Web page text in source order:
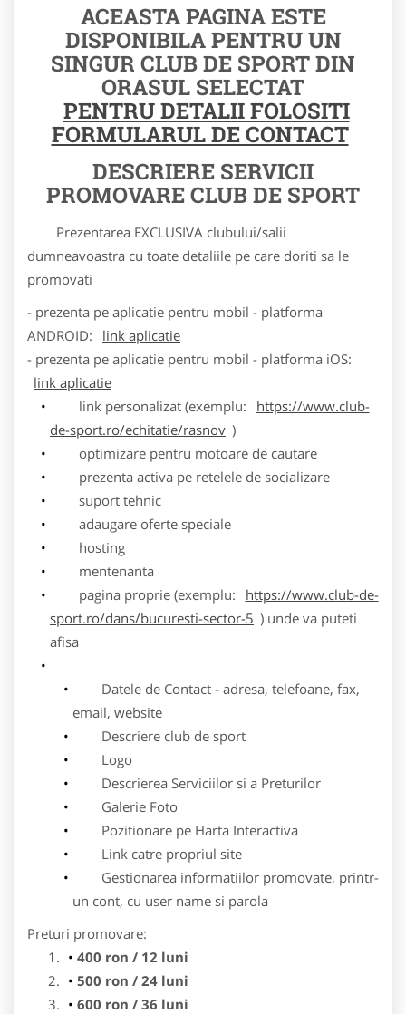
ACEASTA PAGINA ESTE
DISPONIBILA PENTRU UN
SINGUR CLUB DE SPORT DIN
ORASUL SELECTAT
PENTRU DETALII FOLOSITI
FORMULARUL DE CONTACT
DESCRIERE SERVICII
PROMOVARE CLUB DE SPORT
Prezentarea EXCLUSIVA clubului/salii
dumneavoastra cu toate detaliile pe care doriti sa le
promovati
- prezenta pe aplicatie pentru mobil - platforma
ANDROID:
link aplicatie
- prezenta pe aplicatie pentru mobil - platforma iOS:
link aplicatie
link personalizat (exemplu:
https://www.club-
de-sport.ro/echitatie/rasnov )
optimizare pentru motoare de cautare
prezenta activa pe retelele de socializare
suport tehnic
adaugare oferte speciale
hosting
mentenanta
pagina proprie (exemplu:
https://www.club-de-
sport.ro/dans/bucuresti-sector-5 ) unde va puteti
afisa
Datele de Contact - adresa, telefoane, fax,
email, website
Descriere club de sport
Logo
Descrierea Serviciilor si a Preturilor
Galerie Foto
Pozitionare pe Harta Interactiva
Link catre propriul site
Gestionarea informatiilor promovate, printr-
un cont, cu user name si parola
Preturi promovare:
400 ron / 12 luni
500 ron / 24 luni
600 ron / 36 luni